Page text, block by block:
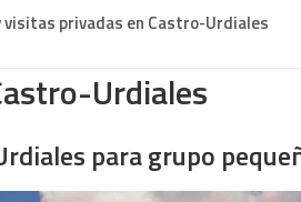
visitas privadas en Castro-Urdiales
Urdiales
para grupo